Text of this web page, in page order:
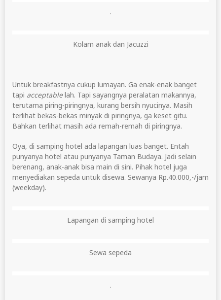
.
Kolam anak dan Jacuzzi
Untuk breakfastnya cukup lumayan. Ga enak-enak banget
tapi acceptablelah. Tapi sayangnya peralatan makannya,
terutama piring-piringnya, kurang bersih nyucinya. Masih
terlihat bekas-bekas minyak di piringnya, ga keset gitu.
Bahkan terlihat masih ada remah-remah di piringnya.
Oya, di samping hotel ada lapangan luas banget. Entah
punyanya hotel atau punyanya Taman Budaya. Jadi selain
berenang, anak-anak bisa main di sini. Pihak hotel juga
menyediakan sepeda untuk disewa. Sewanya Rp.40.000,-/jam
(weekday).
Lapangan di samping hotel
Sewa sepeda
.